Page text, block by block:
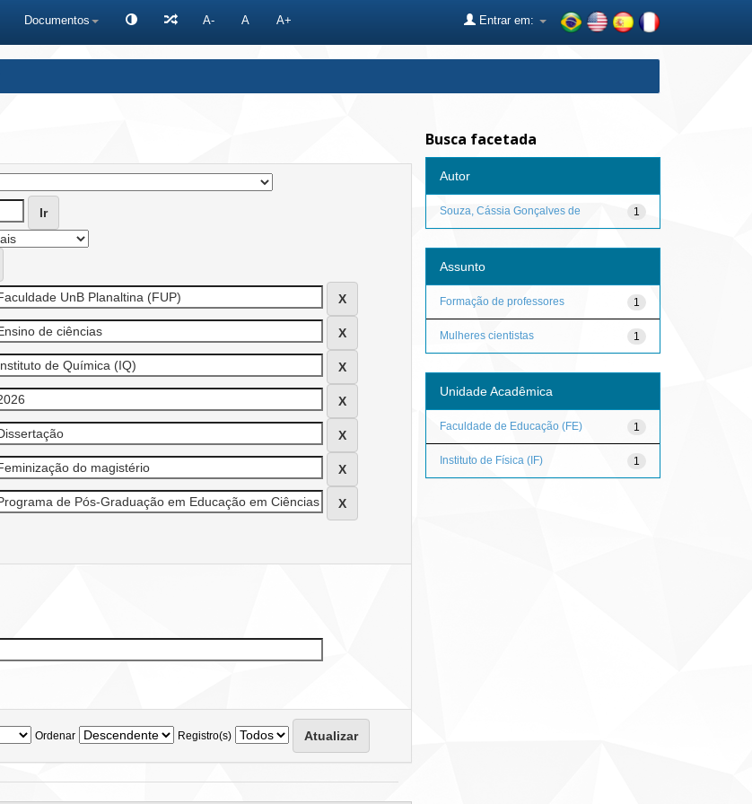
Documentos A- A A+ Entrar em:
Ordenar Registro(s)
Busca facetada
Autor
1
Souza, Cássia Gonçalves de
Assunto
1
Formação de professores
1
Mulheres cientistas
Unidade Acadêmica
1
Faculdade de Educação (FE)
1
Instituto de Física (IF)